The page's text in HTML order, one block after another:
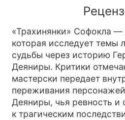
«Трахинянки» Софокла —
которая исследует темы
судьбы через историю
Деяниры. Критики
мастерски передает
переживания
Деяниры, чья ревность и
к трагическим